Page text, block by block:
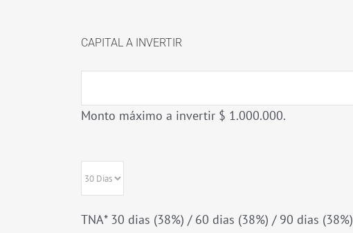
CAPITAL A INVERTIR
Monto máximo a invertir $ 1.000.000.
TNA* 30 dias (38%) / 60 dias (38%) / 90 dias (38%)